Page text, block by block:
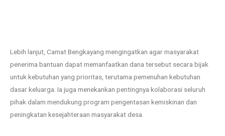
Lebih lanjut, Camat Bengkayang mengingatkan agar masyarakat
penerima bantuan dapat memanfaatkan dana tersebut secara bijak
untuk kebutuhan yang prioritas, terutama pemenuhan kebutuhan
dasar keluarga. Ia juga menekankan pentingnya kolaborasi seluruh
pihak dalam mendukung program pengentasan kemiskinan dan
peningkatan kesejahteraan masyarakat desa.